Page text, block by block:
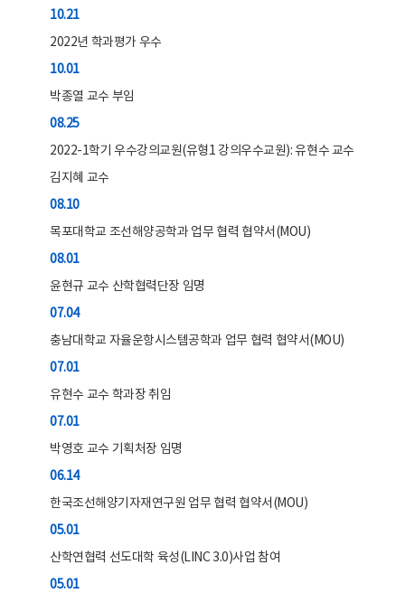
10.21
2022년 학과평가 우수
10.01
박종열 교수 부임
08.25
2022-1학기 우수강의교원(유형1 강의우수교원): 유현수 교수
김지혜 교수
08.10
목포대학교 조선해양공학과 업무 협력 협약서(MOU)
08.01
윤현규 교수 산학협력단장 임명
07.04
충남대학교 자율운항시스템공학과 업무 협력 협약서(MOU)
07.01
유현수 교수 학과장 취임
07.01
박영호 교수 기획처장 임명
06.14
한국조선해양기자재연구원 업무 협력 협약서(MOU)
05.01
산학연협력 선도대학 육성(LINC 3.0)사업 참여
05.01